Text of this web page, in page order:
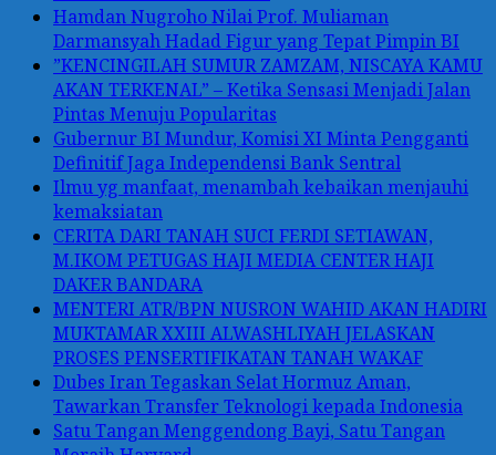
Hamdan Nugroho Nilai Prof. Muliaman
Darmansyah Hadad Figur yang Tepat Pimpin BI
”KENCINGILAH SUMUR ZAMZAM, NISCAYA KAMU
AKAN TERKENAL” – Ketika Sensasi Menjadi Jalan
Pintas Menuju Popularitas
Gubernur BI Mundur, Komisi XI Minta Pengganti
Definitif Jaga Independensi Bank Sentral
Ilmu yg manfaat, menambah kebaikan menjauhi
kemaksiatan
CERITA DARI TANAH SUCI FERDI SETIAWAN,
M.IKOM PETUGAS HAJI MEDIA CENTER HAJI
DAKER BANDARA
MENTERI ATR/BPN NUSRON WAHID AKAN HADIRI
MUKTAMAR XXIII ALWASHLIYAH JELASKAN
PROSES PENSERTIFIKATAN TANAH WAKAF
Dubes Iran Tegaskan Selat Hormuz Aman,
Tawarkan Transfer Teknologi kepada Indonesia
Satu Tangan Menggendong Bayi, Satu Tangan